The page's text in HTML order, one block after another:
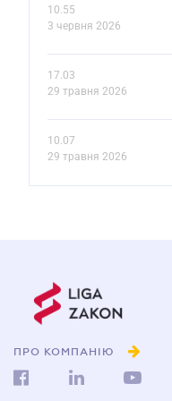
10.55
3 червня 2026
17.03
29 травня 2026
10.07
29 травня 2026
ПРО КОМПАНІЮ